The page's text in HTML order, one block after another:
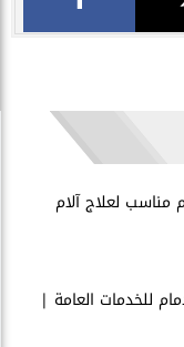
مناسب لعلاج آلام
للخدمات العامة |